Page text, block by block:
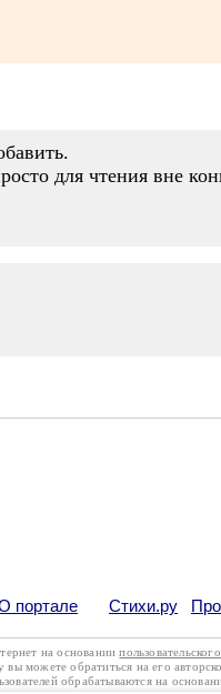
для чтения вне
портале Стихи.ру
на основании
можете обратиться на его
обрабатываются на